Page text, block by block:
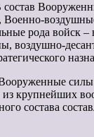
состав
Военно-
рода войск –
воздушно-
силы
из крупнейших
состава